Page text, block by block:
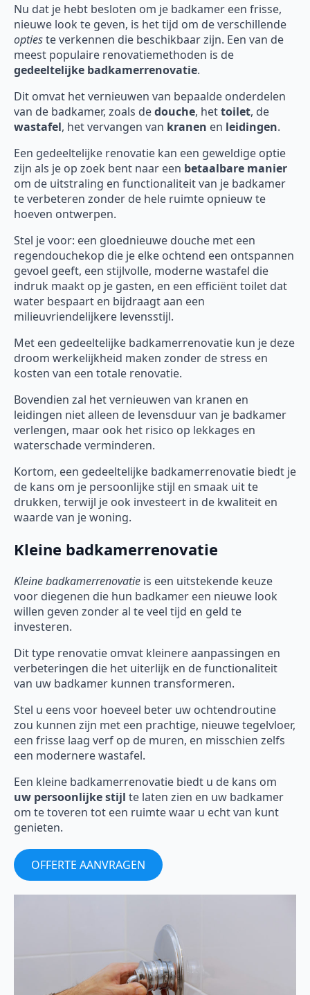
Nu dat je hebt besloten om je badkamer een frisse,
nieuwe look te geven, is het tijd om de verschillende
optieste verkennen die beschikbaar zijn. Een van de
meest populaire renovatiemethoden is de
gedeeltelijke badkamerrenovatie.
Dit omvat het vernieuwen van bepaalde onderdelen
van de badkamer, zoals dedouche, hettoilet, de
wastafel, het vervangen van kranen en leidingen.
Een gedeeltelijke renovatie kan een geweldige optie
zijn als je op zoek bent naar een betaalbare manier
om de uitstraling en functionaliteit van je badkamer
te verbeteren zonder de hele ruimte opnieuw te
hoeven ontwerpen.
Stel je voor: een gloednieuwe douche met een
regendouchekop die je elke ochtend een ontspannen
gevoel geeft, een stijlvolle, moderne wastafel die
indruk maakt op je gasten, en een efficiënt toilet dat
water bespaart en bijdraagt aan een
milieuvriendelijkere levensstijl.
Met een gedeeltelijke badkamerrenovatie kun je deze
droom werkelijkheid maken zonder de stress en
kosten van een totale renovatie.
Bovendien zal het vernieuwen van kranen en
leidingen niet alleen de levensduur van je badkamer
verlengen, maar ook het risico op lekkages en
waterschade verminderen.
Kortom, een gedeeltelijke badkamerrenovatie biedt je
de kans om je persoonlijke stijl en smaak uit te
drukken, terwijl je ook investeert in de kwaliteit en
waarde van je woning.
Kleine badkamerrenovatie
Kleine badkamerrenovatie is een uitstekende keuze
voor diegenen die hun badkamer een nieuwe look
willen geven zonder al te veel tijd en geld te
investeren.
Dit type renovatie omvat kleinere aanpassingen en
verbeteringen die het uiterlijk en de functionaliteit
van uw badkamer kunnen transformeren.
Stel u eens voor hoeveel beter uw ochtendroutine
zou kunnen zijn met een prachtige, nieuwe tegelvloer,
een frisse laag verf op de muren, en misschien zelfs
een modernere wastafel.
Een kleine badkamerrenovatie biedt u de kans om
uw persoonlijke stijl te laten zien en uw badkamer
om te toveren tot een ruimte waar u echt van kunt
genieten.
OFFERTE AANVRAGEN